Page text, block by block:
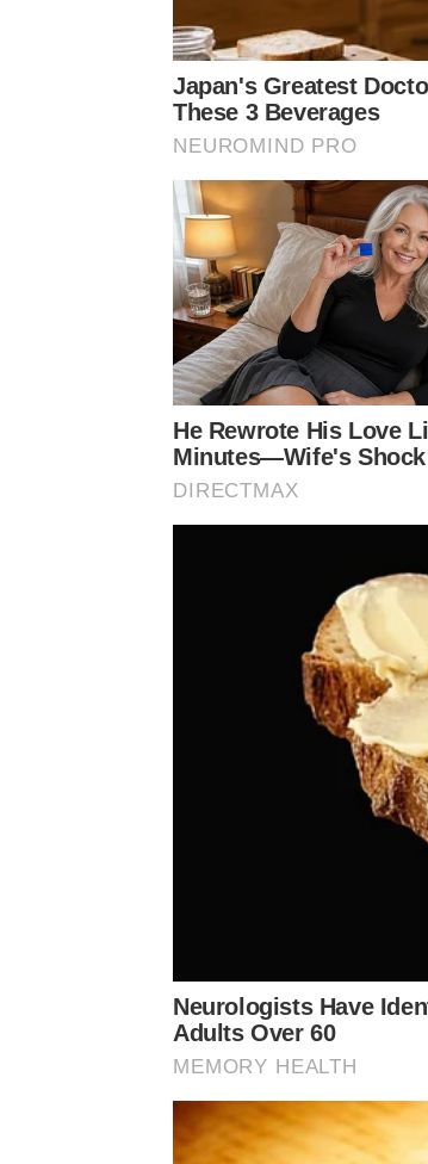
Japan's Greatest
These 3 Beverages
NEUROMIND PRO
He Rewrote His Love
Minutes—Wife's Shock
DIRECTMAX
Neurologists Have
Adults Over 60
MEMORY HEALTH